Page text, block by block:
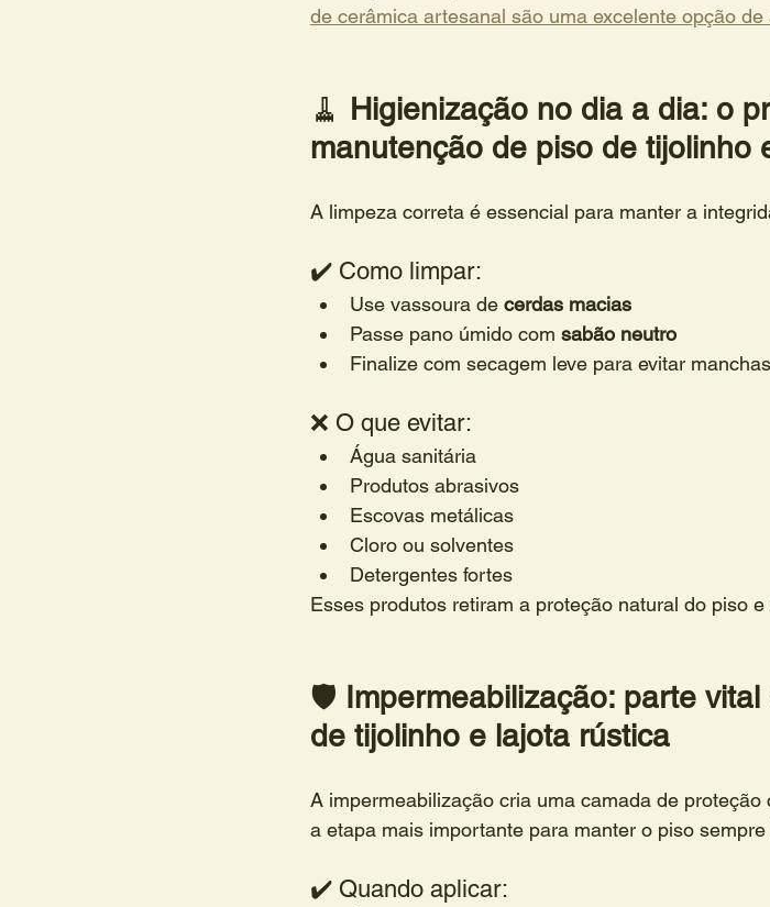
de cerâmica artesanal são uma excelente opção de
🧹
Higienização no dia a dia: o
manutenção de piso de tijolinho
A limpeza correta é essencial para manter a
✔️ Como limpar:
Use vassoura de cerdas macias
Passe pano úmido com sabão neutro
Finalize com secagem leve para evitar manchas
❌ O que evitar:
Água sanitária
Produtos abrasivos
Escovas metálicas
Cloro ou solventes
Detergentes fortes
Esses produtos retiram a proteção natural do piso
🛡️ Impermeabilização: parte
de tijolinho e lajota rústica
A impermeabilização cria uma camada de
a etapa mais importante para manter o piso sempre
✔️ Quando aplicar: